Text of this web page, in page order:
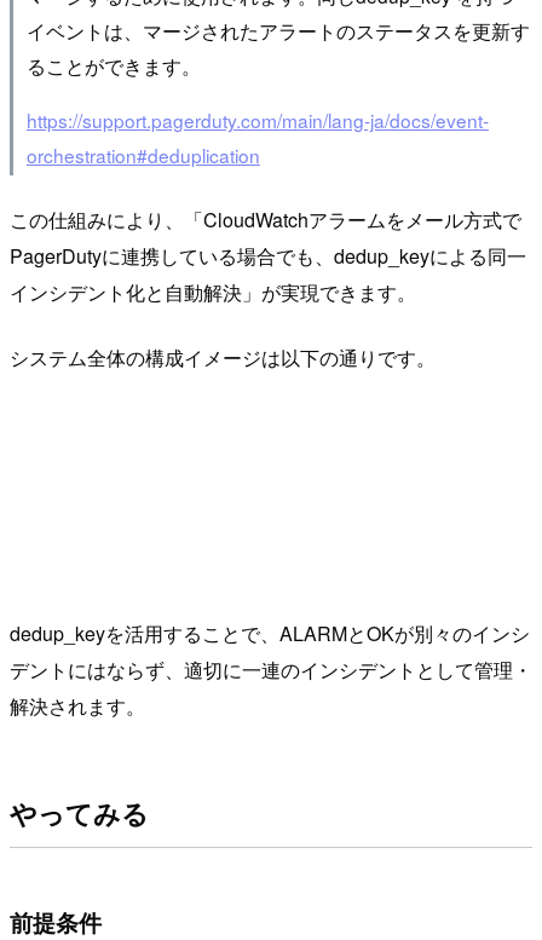
イベントは、マージされたアラートのステータスを更新す
ることができます。
https://support.pagerduty.com/main/lang-ja/docs/event-
orchestration#deduplication
この仕組みにより、「CloudWatchアラームをメール方式で
PagerDutyに連携している場合でも、dedup_keyによる同一
インシデント化と自動解決」が実現できます。
システム全体の構成イメージは以下の通りです。
dedup_keyを活用することで、ALARMとOKが別々のインシ
デントにはならず、適切に一連のインシデントとして管理・
解決されます。
やってみる
前提条件